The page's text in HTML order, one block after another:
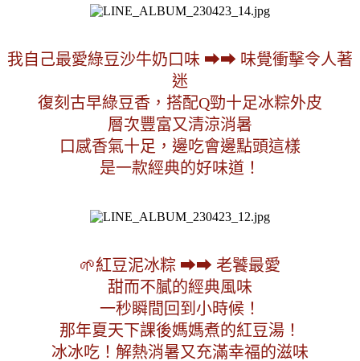
我自己最愛綠豆沙牛奶口味 ➡➡ 味覺衝擊令人著
迷
復刻古早綠豆香，搭配Q勁十足冰粽外皮
層次豐富又清涼消暑
口感香氣十足，邊吃會邊點頭這樣
是一款經典的好味道！
🌱紅豆泥冰粽 ➡➡ 老饕最愛
甜而不膩的經典風味
一秒瞬間回到小時候！
那年夏天下課後媽媽煮的紅豆湯！
冰冰吃！解熱消暑又充滿幸福的滋味